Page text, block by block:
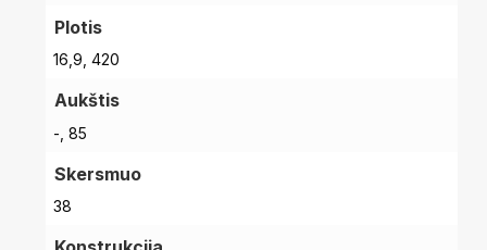
Plotis
16,9, 420
Aukštis
-, 85
Skersmuo
38